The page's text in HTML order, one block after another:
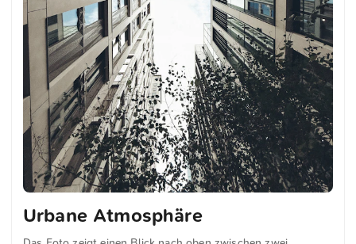
Urbane Atmosphäre